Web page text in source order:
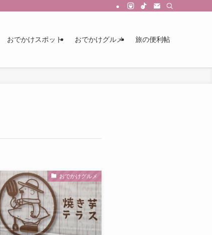
おでかけスポット おでかけグルメ 旅の便利帖
おでかけグルメ